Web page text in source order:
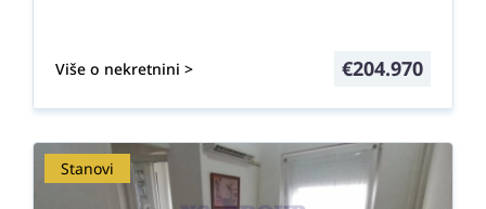
Više o nekretnini > €204.970
Stanovi